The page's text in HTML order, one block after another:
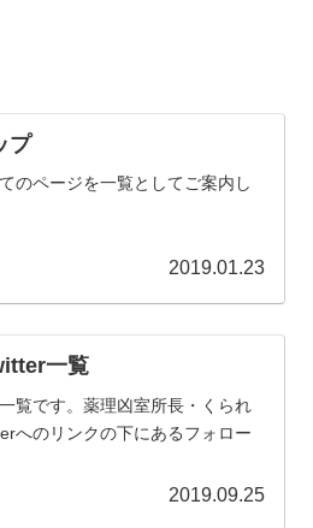
プ
のページを一覧としてご案内し
2019.01.23
一覧
覧です。薬理凶室所長・くられ
へのリンクの下にあるフォロー
2019.09.25